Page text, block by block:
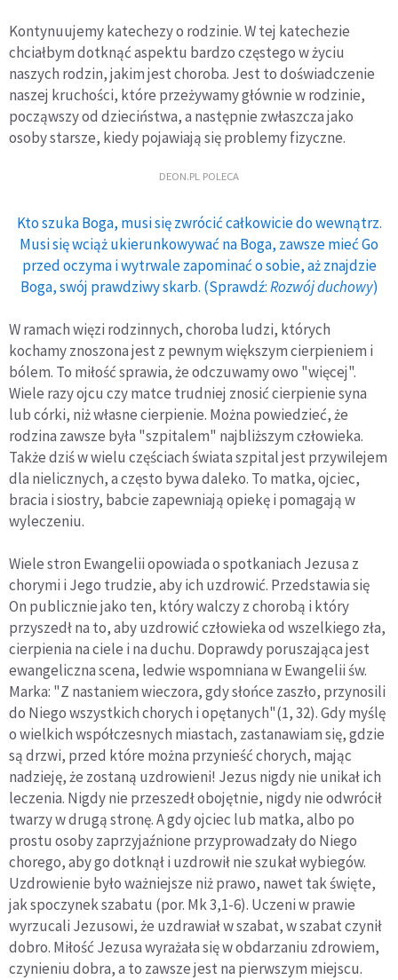
Kontynuujemy katechezy o rodzinie. W tej katechezie
chciałbym dotknąć aspektu bardzo częstego w życiu
naszych rodzin, jakim jest choroba. Jest to doświadczenie
naszej kruchości, które przeżywamy głównie w rodzinie,
począwszy od dzieciństwa, a następnie zwłaszcza jako
osoby starsze, kiedy pojawiają się problemy fizyczne.
DEON.PL POLECA
Kto szuka Boga, musi się zwrócić całkowicie do wewnątrz.
Musi się wciąż ukierunkowywać na Boga, zawsze mieć Go
przed oczyma i wytrwale zapominać o sobie, aż znajdzie
Boga, swój prawdziwy skarb. (Sprawdź:Rozwój duchowy)
W ramach więzi rodzinnych, choroba ludzi, których
kochamy znoszona jest z pewnym większym cierpieniem i
bólem. To miłość sprawia, że odczuwamy owo "więcej".
Wiele razy ojcu czy matce trudniej znosić cierpienie syna
lub córki, niż własne cierpienie. Można powiedzieć, że
rodzina zawsze była "szpitalem" najbliższym człowieka.
Także dziś w wielu częściach świata szpital jest przywilejem
dla nielicznych, a często bywa daleko. To matka, ojciec,
bracia i siostry, babcie zapewniają opiekę i pomagają w
wyleczeniu.
Wiele stron Ewangelii opowiada o spotkaniach Jezusa z
chorymi i Jego trudzie, aby ich uzdrowić. Przedstawia się
On publicznie jako ten, który walczy z chorobą i który
przyszedł na to, aby uzdrowić człowieka od wszelkiego zła,
cierpienia na ciele i na duchu. Doprawdy poruszająca jest
ewangeliczna scena, ledwie wspomniana w Ewangelii św.
Marka: "Z nastaniem wieczora, gdy słońce zaszło, przynosili
do Niego wszystkich chorych i opętanych"(1, 32). Gdy myślę
o wielkich współczesnych miastach, zastanawiam się, gdzie
są drzwi, przed które można przynieść chorych, mając
nadzieję, że zostaną uzdrowieni! Jezus nigdy nie unikał ich
leczenia. Nigdy nie przeszedł obojętnie, nigdy nie odwrócił
twarzy w drugą stronę. A gdy ojciec lub matka, albo po
prostu osoby zaprzyjaźnione przyprowadzały do Niego
chorego, aby go dotknął i uzdrowił nie szukał wybiegów.
Uzdrowienie było ważniejsze niż prawo, nawet tak święte,
jak spoczynek szabatu (por. Mk 3,1-6). Uczeni w prawie
wyrzucali Jezusowi, że uzdrawiał w szabat, w szabat czynił
dobro. Miłość Jezusa wyrażała się w obdarzaniu zdrowiem,
czynieniu dobra, a to zawsze jest na pierwszym miejscu.